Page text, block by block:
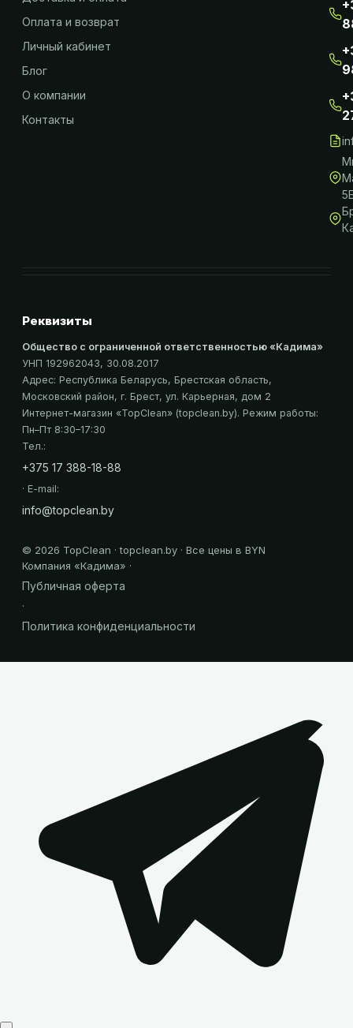
Оплата и возврат
Личный кабинет
Блог
О компании
Контакты
Реквизиты
Общество с ограниченной ответственностью «Кадима»
УНП 192962043, 30.08.2017
Адрес: Республика Беларусь, Брестская область,
Московский район, г. Брест, ул. Карьерная, дом 2
Интернет-магазин «TopClean» (topclean.by). Режим работы:
Пн–Пт 8:30–17:30
Тел.:
+375 17 388-18-88
· E-mail:
info@topclean.by
© 2026 TopClean · topclean.by · Все цены в BYN
Компания «Кадима» ·
Публичная оферта
·
Политика конфиденциальности